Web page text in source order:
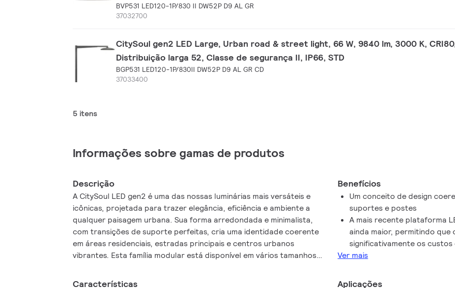
BVP531 LED120-1P/830 II DW52P D9 AL GR
37032700
CitySoul gen2 LED Large, Urban road & street light, 66 W, 9840 lm, 3000 K,
Distribuição larga 52, Classe de segurança II, IP66, STD
BGP531 LED120-1P/830II DW52P D9 AL GR CD
37033400
5 itens
Informações sobre gamas de produtos
Descrição
A CitySoul LED gen2 é uma das nossas luminárias mais versáteis e
icônicas, projetada para trazer elegância, eficiência e ambiente a
qualquer paisagem urbana. Sua forma arredondada e minimalista,
com transições de suporte perfeitas, cria uma identidade coerente
em áreas residenciais, estradas principais e centros urbanos
vibrantes. Esta família modular está disponível em vários tamanhos,
designers de iluminação a flexibilidade de se adaptar a qualquer
Benefícios
Um conceito de design
suportes e postes
A mais recente plataforma
ainda maior, permitindo que
significativamente os
Ver mais
Características Aplicações